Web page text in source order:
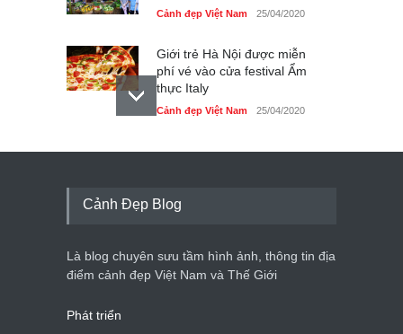
Cảnh đẹp Việt Nam 25/04/2020
Giới trẻ Hà Nội được miễn
phí vé vào cửa festival Ẩm
thực Italy
Cảnh đẹp Việt Nam 25/04/2020
Tam giác mạch khoe sắc
du lịch quốc gia
Cảnh đẹp Việt Nam 24/04/2020
Cảnh Đẹp Blog
Là blog chuyên sưu tầm hình ảnh, thông tin địa
điểm cảnh đẹp Việt Nam và Thế Giới
Phát triển